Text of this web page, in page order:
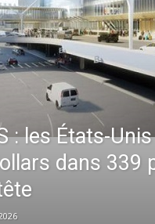
2026 :
absolue,
en
2026